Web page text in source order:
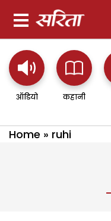
ऑडियो कहानी
Home » ruhi